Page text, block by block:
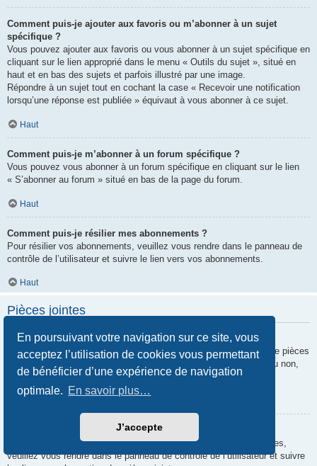
En poursuivant votre navigation sur ce site, vous
acceptez l’utilisation de cookies vous permettant
de bénéficier d’une expérience de navigation
optimale. En savoir plus…
J’accepte
Comment puis-je ajouter aux favoris ou m’abonner à un sujet
spécifique ?
Vous pouvez ajouter aux favoris ou vous abonner à un sujet spécifique en
cliquant sur le lien approprié dans le menu « Outils du sujet », situé en
haut et en bas des sujets et parfois illustré par une image.
Répondre à un sujet tout en cochant la case « Recevoir une notification
lorsqu’une réponse est publiée » équivaut à vous abonner à ce sujet.
Haut
Comment puis-je m’abonner à un forum spécifique ?
Vous pouvez vous abonner à un forum spécifique en cliquant sur le lien
« S’abonner au forum » situé en bas de la page du forum.
Haut
Comment puis-je résilier mes abonnements ?
Pour résilier vos abonnements, veuillez vous rendre dans le panneau de
contrôle de l’utilisateur et suivre le lien vers vos abonnements.
Haut
Pièces jointes
Quelles pièces jointes sont autorisées sur ce forum ?
Chaque administrateur peut autoriser ou interdire certains types de pièces
jointes. Si vous n’êtes pas certain de savoir ce qui est autorisé ou non,
nous vous invitons à contacter un administrateur du forum.
Comment puis-je retrouver toutes mes pièces jointes ?
Pour retrouver la liste des pièces jointes que vous avez transférées,
veuillez vous rendre dans le panneau de contrôle de l’utilisateur et suivre